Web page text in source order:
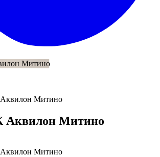
Митино
Аквилон Митино
Митино